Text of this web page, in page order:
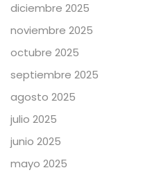
diciembre 2025
noviembre 2025
octubre 2025
septiembre 2025
agosto 2025
julio 2025
junio 2025
mayo 2025